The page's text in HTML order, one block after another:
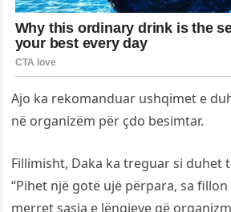
Ajo ka rekomanduar ushqimet e
në organizëm për çdo besimtar.
Fillimisht, Daka ka treguar si duhet
“Pihet një gotë ujë përpara, sa
merret sasia e lëngjeve që